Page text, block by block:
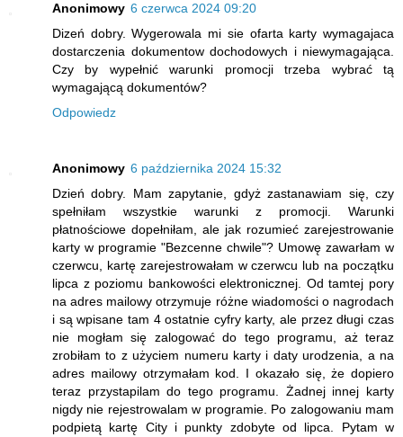
Anonimowy 6 czerwca 2024 09:20
Dizeń dobry. Wygerowala mi sie ofarta karty wymagajaca
dostarczenia dokumentow dochodowych i niewymagająca.
Czy by wypełnić warunki promocji trzeba wybrać tą
wymagającą dokumentów?
Odpowiedz
Anonimowy 6 października 2024 15:32
Dzień dobry. Mam zapytanie, gdyż zastanawiam się, czy
spełniłam wszystkie warunki z promocji. Warunki
płatnościowe dopełniłam, ale jak rozumieć zarejestrowanie
karty w programie "Bezcenne chwile"? Umowę zawarłam w
czerwcu, kartę zarejestrowałam w czerwcu lub na początku
lipca z poziomu bankowości elektronicznej. Od tamtej pory
na adres mailowy otrzymuje różne wiadomości o nagrodach
i są wpisane tam 4 ostatnie cyfry karty, ale przez długi czas
nie mogłam się zalogować do tego programu, aż teraz
zrobiłam to z użyciem numeru karty i daty urodzenia, a na
adres mailowy otrzymałam kod. I okazało się, że dopiero
teraz przystapilam do tego programu. Żadnej innej karty
nigdy nie rejestrowalam w programie. Po zalogowaniu mam
podpietą kartę City i punkty zdobyte od lipca. Pytam w